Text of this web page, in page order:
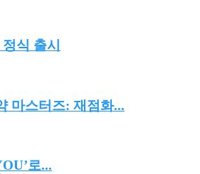
식 출시
마스터즈: 재점화...
로...